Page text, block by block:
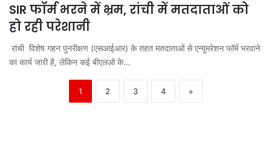
SIR फॉर्म भरने में भ्रम, रांची में मतदाताओं को
हो रही परेशानी
रांची विशेष गहन पुनरीक्षण (एसआईआर) के तहत मतदाताओं से एन्यूमरेशन फॉर्म भरवाने
का कार्य जारी है, लेकिन कई बीएलओ के…
1 2 3 4 »